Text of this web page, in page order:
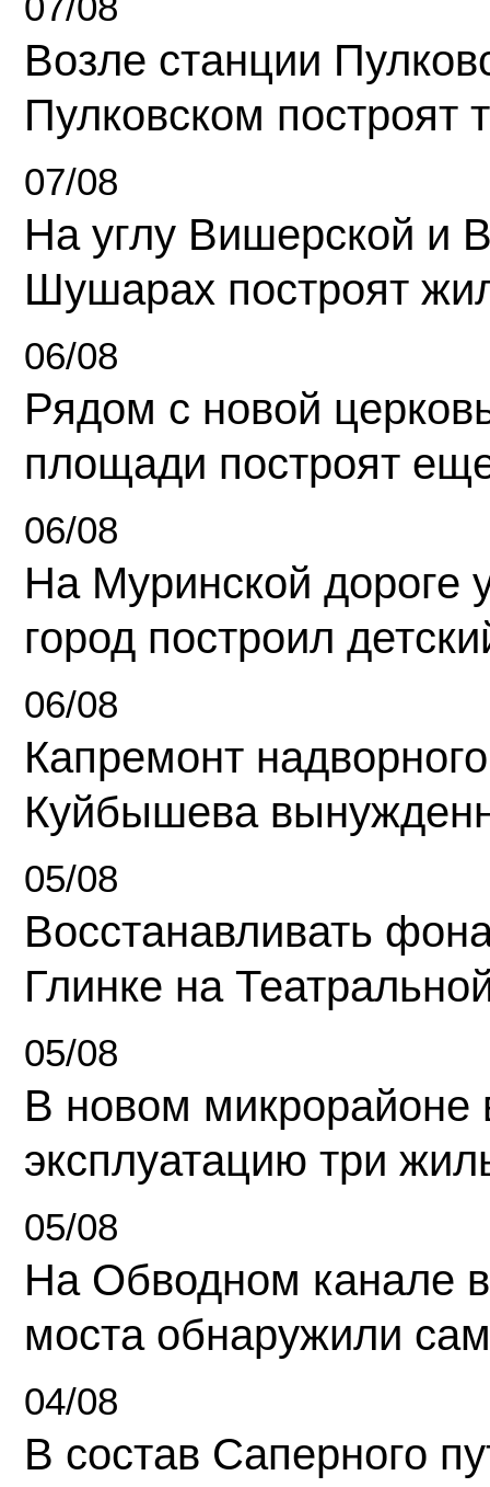
Возле станции
Пулковском построят
07/08
На углу Вишерской и
Шушарах построят
06/08
Рядом с новой
площади построят
06/08
На Муринской дороге
город построил
06/08
Капремонт
Куйбышева
05/08
Восстанавливать
Глинке на
05/08
В новом микрорайоне
эксплуатацию три
05/08
На Обводном канале
моста обнаружили
04/08
В состав Саперного